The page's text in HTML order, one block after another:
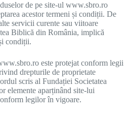
de pe site-ul www.sbro.ro
acestor termeni și condiții. De
servicii curente sau viitoare
Biblică din România, implică
condiții.
este protejat conform legii
drepturile de proprietate
scris al Fundației Societatea
elemente aparținând site-lui
legilor în vigoare.